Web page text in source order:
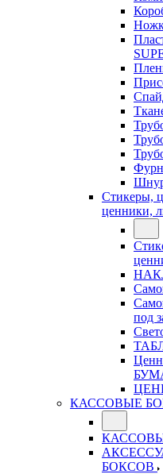
Стикеры,
ценники,
под
КАССОВЫЕ
БОКСОВ